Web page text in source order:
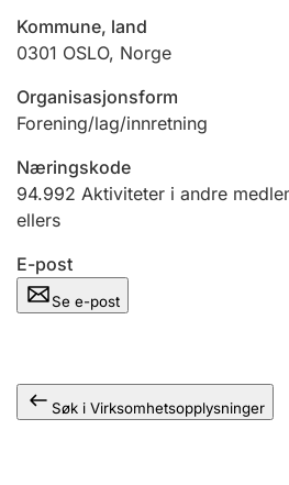
Ektepaktveileder
Kommune, land
0301 OSLO, Norge
Organisasjonsform
Forening/lag/innretning
Næringskode
94.992 Aktiviteter i andre
ellers
E-post
Se e-post
Søk i Virksomhetsopplysninger